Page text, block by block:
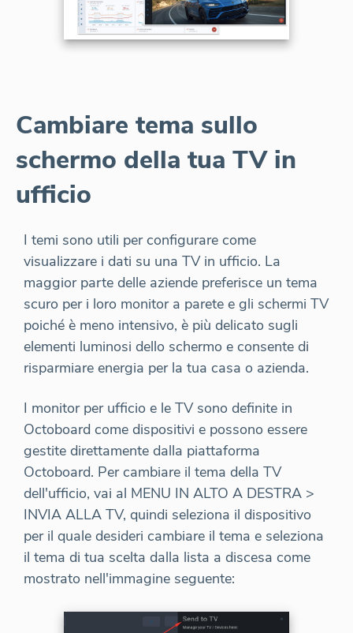
Cambiare tema sullo
schermo della tua TV in
ufficio
I temi sono utili per configurare come
visualizzare i dati su una TV in ufficio. La
maggior parte delle aziende preferisce un tema
scuro per i loro monitor a parete e gli schermi TV
poiché è meno intensivo, è più delicato sugli
elementi luminosi dello schermo e consente di
risparmiare energia per la tua casa o azienda.
I monitor per ufficio e le TV sono definite in
Octoboard come dispositivi e possono essere
gestite direttamente dalla piattaforma
Octoboard. Per cambiare il tema della TV
dell'ufficio, vai al MENU IN ALTO A DESTRA >
INVIA ALLA TV, quindi seleziona il dispositivo
per il quale desideri cambiare il tema e seleziona
il tema di tua scelta dalla lista a discesa come
mostrato nell'immagine seguente: